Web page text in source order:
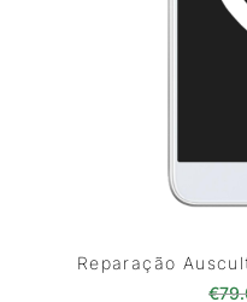
Reparação
€